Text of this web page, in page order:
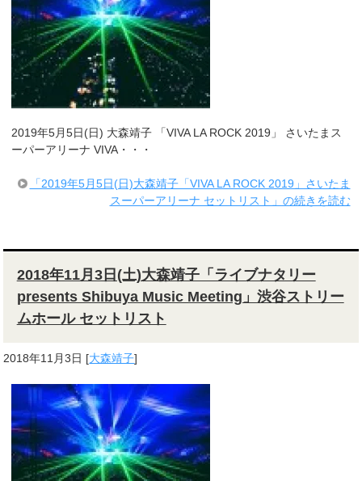
2019年5月5日(日) 大森靖子 「VIVA LA ROCK 2019」 さいたまス
ーパーアリーナ VIVA・・・
「2019年5月5日(日)大森靖子「VIVA LA ROCK 2019」さいたま
スーパーアリーナ セットリスト」の続きを読む
2018年11月3日(土)大森靖子「ライブナタリー
presents Shibuya Music Meeting」渋谷ストリー
ムホール セットリスト
2018年11月3日 [大森靖子]